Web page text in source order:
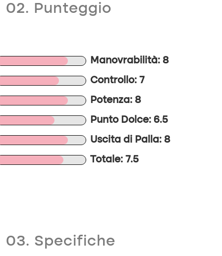
02. Punteggio
Manovrabilità: 8
Controllo: 7
Potenza: 8
Punto Dolce: 6.5
Uscita di Palla: 8
Totale: 7.5
03. Specifiche